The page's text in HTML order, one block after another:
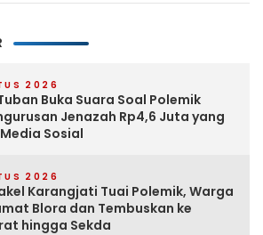
2026
Buka Suara Soal Polemik
Jenazah Rp4,6 Juta yang
Sosial
2026
Karangjati Tuai Polemik, Warga
Blora dan Tembuskan ke
hingga Sekda